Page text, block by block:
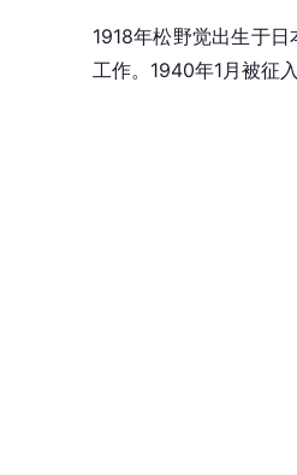
1918年松野觉出生于日
工作。1940年1月被征